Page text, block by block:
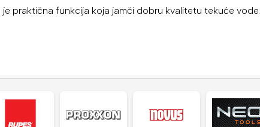
je praktična funkcija koja jamči dobru kvalitetu tekuće vode.